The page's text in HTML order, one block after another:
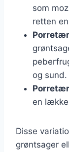
som
retten
og sund.
en
Disse
grøntsager